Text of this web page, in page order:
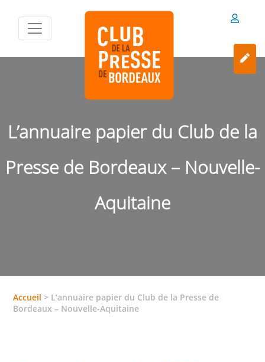
L’annuaire papier du Club de la
Presse de Bordeaux – Nouvelle-
Aquitaine
Accueil > L’annuaire papier du Club de la Presse de
Bordeaux – Nouvelle-Aquitaine